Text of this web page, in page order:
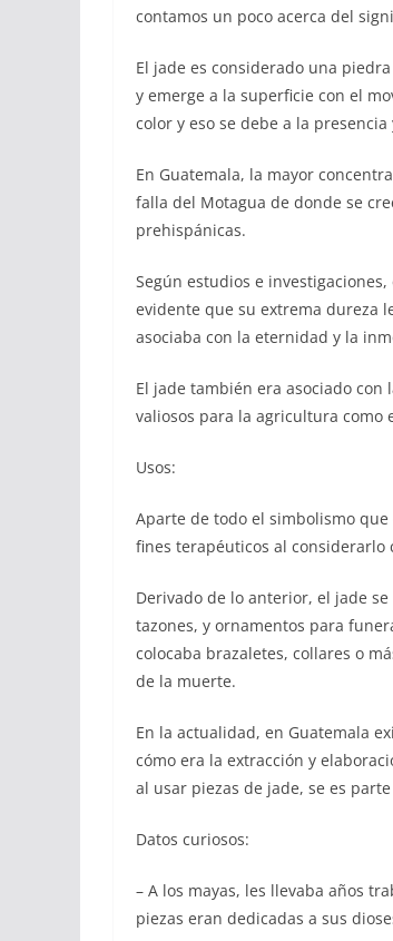
contamos un poco acerca del
El jade es considerado una
y emerge a la superficie con el
color y eso se debe a la
En Guatemala, la mayor
falla del Motagua de donde se
prehispánicas.
Según estudios e
evidente que su extrema dureza
asociaba con la eternidad y la
El jade también era asociado
valiosos para la agricultura como
Usos:
Aparte de todo el simbolismo
fines terapéuticos al
Derivado de lo anterior, el jade
tazones, y ornamentos para
colocaba brazaletes, collares o
de la muerte.
En la actualidad, en Guatemala
cómo era la extracción y
al usar piezas de jade, se es
Datos curiosos:
– A los mayas, les llevaba años
piezas eran dedicadas a sus